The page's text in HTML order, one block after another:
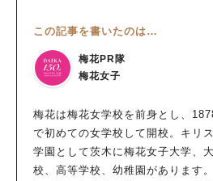
この記事を書いたのは…
梅花PR隊
梅花女子
梅花は梅花女学校を前身とし、
で初めての女学校して開校。キリ
学園として茨木に梅花女子大学、
校、高等学校、幼稚園があります